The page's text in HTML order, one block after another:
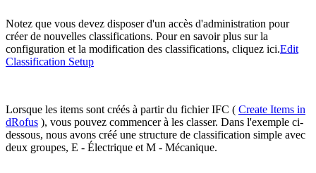
Notez que vous devez disposer d'un accès d'administration pour
créer de nouvelles classifications. Pour en savoir plus sur la
configuration et la modification des classifications, cliquez ici.Edit
Classification Setup
Lorsque les items sont créés à partir du fichier IFC ( Create Items in
dRofus ), vous pouvez commencer à les classer. Dans l'exemple ci-
dessous, nous avons créé une structure de classification simple avec
deux groupes, E - Électrique et M - Mécanique.